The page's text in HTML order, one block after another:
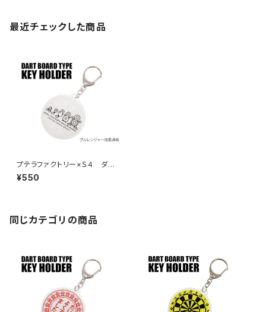
最近チェックした商品
プテラファクトリー×Ｓ４ ダー
ツボード型キーホルダー ブル
レンジャー成長過程
¥550
同じカテゴリの商品